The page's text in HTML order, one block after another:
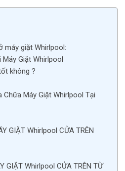
máy giặt Whirlpool:
Giặt Whirlpool
không ?
Chữa Máy Giặt Whirlpool Tại
GIẶT Whirlpool CỬA TRÊN
GIẶT Whirlpool CỬA TRÊN TỪ